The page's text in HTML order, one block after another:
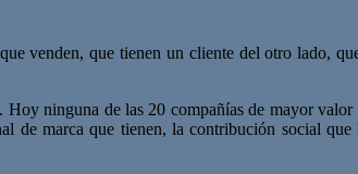
venden, que tienen un cliente del otro lado,
ninguna de las 20 compañías de mayor
marca que tienen, la contribución social que